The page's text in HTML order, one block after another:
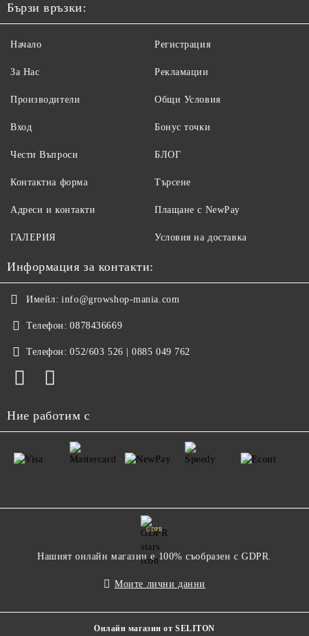
Бързи връзки:
Начало
За Нас
Производители
Вход
Регистрация
Рекламации
Общи Условия
Бонус точки
Чести Въпроси
Контактна форма
Адреси и контакти
ГАЛЕРИЯ
БЛОГ
Търсене
Плащане с NewPay
Условия на доставка
Информация за контакти:
Имейл: info@growshop-mania.com
Телефон: 0878436669
Телефон: 052/603 526 | 0885 049 762
Ние работим с
GDPR
Нашият онлайн магазин е 100% съобразен с GDPR.
Моите лични данни
Онлайн магазин от SELITON